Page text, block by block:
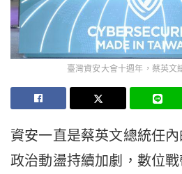
臺灣資安大會十週年，蔡英文
資安一直是蔡英文總統任
政治動盪持續加劇，數位